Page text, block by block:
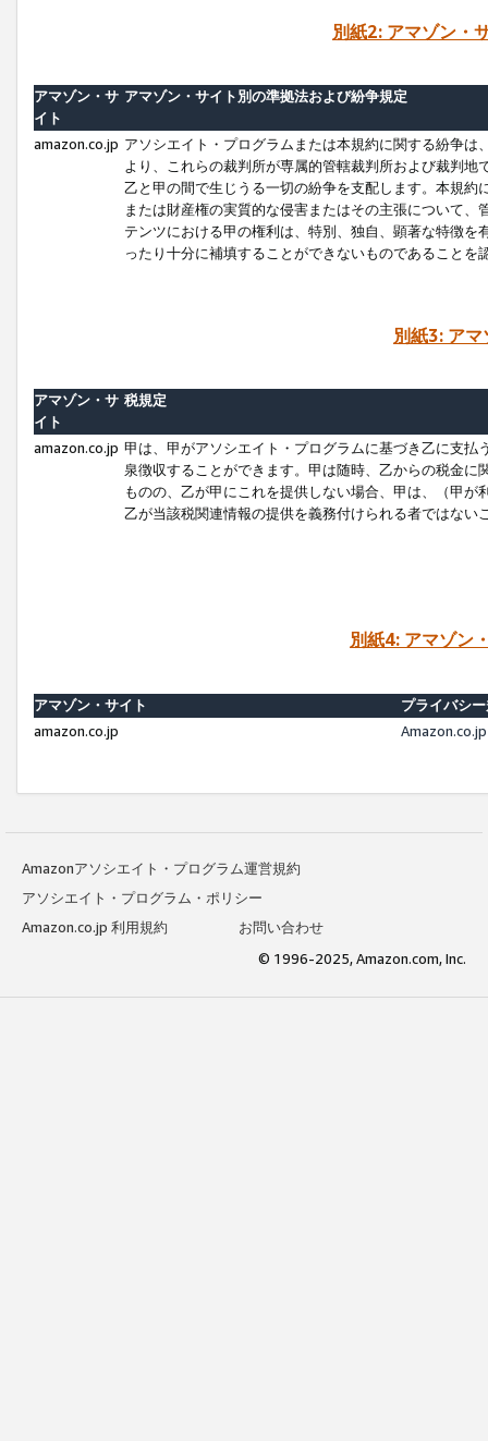
別紙2: アマゾン・
アマゾン・サ
イト
アマゾン・サイト別の準拠法および紛争規定
amazon.co.jp アソシエイト・プログラムまたは本規約に関する紛争
より、これらの裁判所が専属的管轄裁判所および裁判
乙と甲の間で生じうる一切の紛争を支配します。本規
または財産権の実質的な侵害またはその主張について
テンツにおける甲の権利は、特別、独自、顕著な特徴
ったり十分に補填することができないものであることを
別紙3: ア
アマゾン・サ
イト
税規定
amazon.co.jp 甲は、甲がアソシエイト・プログラムに基づき乙に支
泉徴収することができます。甲は随時、乙からの税金
ものの、乙が甲にこれを提供しない場合、甲は、（甲
乙が当該税関連情報の提供を義務付けられる者ではな
別紙4: アマゾン
アマゾン・サイト
プライバシ
amazon.co.jp
Amazonアソシエイト・プログラム運営規約
アソシエイト・プログラム・ポリシー
Amazon.co.jp 利用規約
お問い合わせ
© 1996-2025, Amazon.com, Inc.